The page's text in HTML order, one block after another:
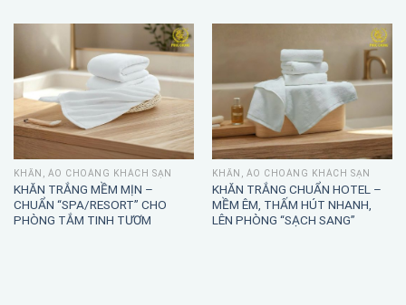
KHĂN, ÁO CHOÀNG KHÁCH SẠN
KHĂN TRẮNG MỀM MỊN –
CHUẨN “SPA/RESORT” CHO
PHÒNG TẮM TINH TƯƠM
KHĂN, ÁO CHOÀNG KHÁCH SẠN
KHĂN TRẮNG CHUẨN HOTEL –
MỀM ÊM, THẤM HÚT NHANH,
LÊN PHÒNG “SẠCH SANG”